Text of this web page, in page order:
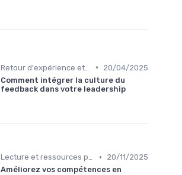
•
20/04/2025
Comment intégrer la culture du
feedback dans votre leadership
Lecture et ressources pour leaders •
20/11/2025
Améliorez vos compétences en